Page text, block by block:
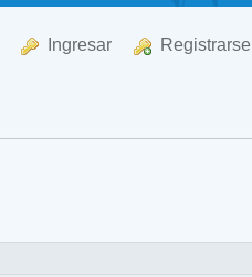
Ingresar Registrarse